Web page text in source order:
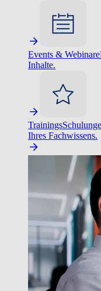
Events & Webinare
Inhalte.
Trainings
Ihres Fachwissens.